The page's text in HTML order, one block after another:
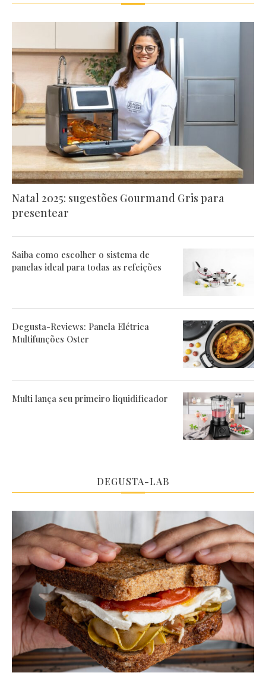
Natal 2025: sugestões Gourmand Gris para
presentear
Saiba como escolher o sistema de
panelas ideal para todas as refeições
Degusta-Reviews: Panela Elétrica
Multifunções Oster
Multi lança seu primeiro liquidificador
DEGUSTA-LAB